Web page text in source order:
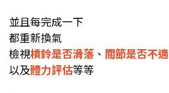
並且每完成一下
都重新換氣
檢視槓鈴是否滑落 、 關節是否不適
以及體力評估等等